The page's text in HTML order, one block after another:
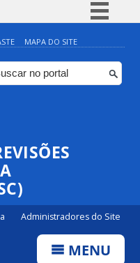
Simplifique!
Comunica BR
Participe
Canais
MAPA DO SITE
Administradores do Site
MENU